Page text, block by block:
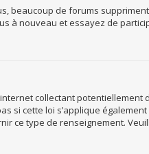
beaucoup de forums
à nouveau et essayez de
collectant
si cette loi s’applique
ce type de renseignement.